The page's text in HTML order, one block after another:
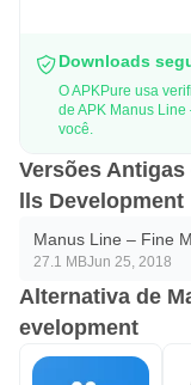
Downloads
O APKPure usa
de APK Manus
você.
Versões
lls Development
Manus Line – Fine
27.1 MBJun 25, 2018
Alternativa de
evelopment